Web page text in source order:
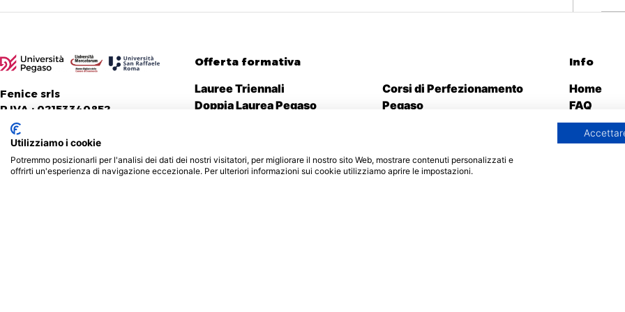
Fenice srls
P.IVA : 02153340852
Offerta formativa
Lauree Triennali
Doppia Laurea Pegaso
Corsi singoli Pegaso
Corsi singoli Mercatorum
Corsi di Perfezionamento
Pegaso
Sostegno 2025
Master Pegaso
Info
Home
FAQ
Richiedi
Utilizziamo i cookie
Potremmo posizionarli per l'analisi dei dati dei nostri visitatori, per migliorare il nostro sito Web, mostrare contenuti personalizzati e
offrirti un'esperienza di navigazione eccezionale. Per ulteriori informazioni sui cookie utilizziamo aprire le impostazioni.